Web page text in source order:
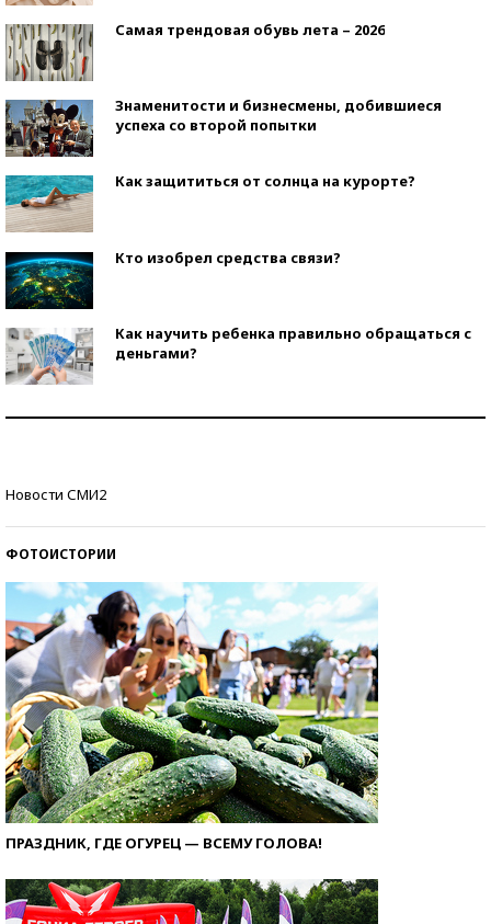
Самая трендовая обувь лета – 2026
Знаменитости и бизнесмены, добившиеся
успеха со второй попытки
Как защититься от солнца на курорте?
Кто изобрел средства связи?
Как научить ребенка правильно обращаться с
деньгами?
Новости СМИ2
ФОТОИСТОРИИ
ПРАЗДНИК, ГДЕ ОГУРЕЦ — ВСЕМУ ГОЛОВА!